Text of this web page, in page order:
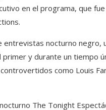
en el programa, que
nocturno negro,
y durante un tiempo
como Louis
The Tonight